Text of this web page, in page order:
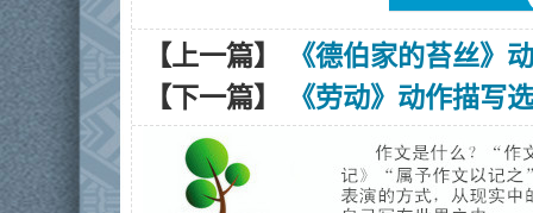
【上一篇】
《德伯家的苔丝》
【下一篇】
《劳动》动作描写